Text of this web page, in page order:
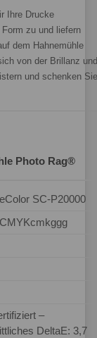
Ihre Drucke
zu und liefern
dem Hahnemühle
von der Brillanz und
und schenken Sie
Photo Rag®
SC-P20000
–
DeltaE: 3,7